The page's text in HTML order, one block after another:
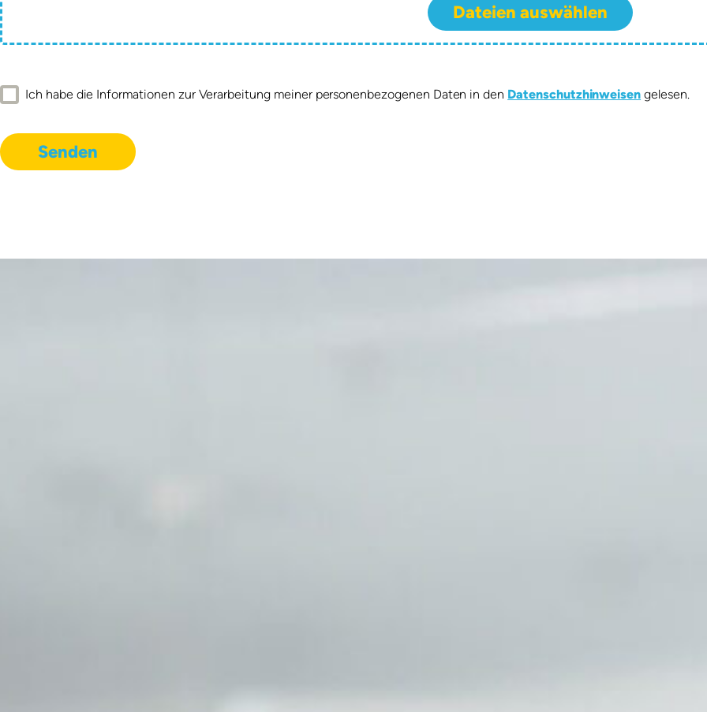
Dateien auswählen
Ich habe die Informationen zur Verarbeitung meiner personenbezogenen Daten in den Datenschutzhinweisen gelesen.